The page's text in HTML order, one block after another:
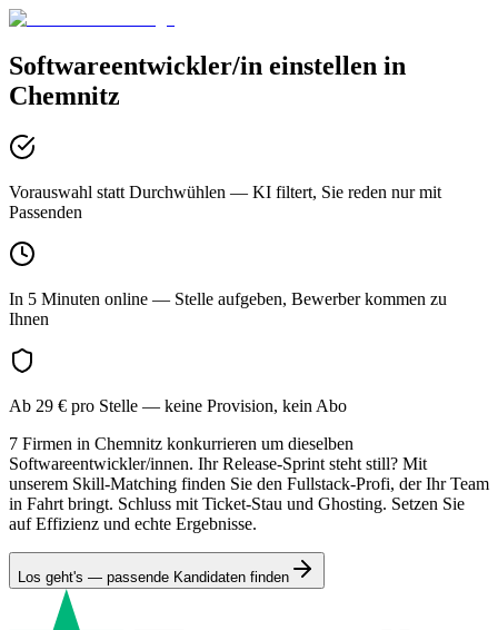
Softwareentwickler/in einstellen in
Chemnitz
Vorauswahl statt Durchwühlen — KI filtert, Sie reden nur mit
Passenden
In 5 Minuten online — Stelle aufgeben, Bewerber kommen zu
Ihnen
Ab 29 € pro Stelle — keine Provision, kein Abo
7 Firmen in Chemnitz konkurrieren um dieselben
Softwareentwickler/innen. Ihr Release-Sprint steht still? Mit
unserem Skill-Matching finden Sie den Fullstack-Profi, der Ihr Team
in Fahrt bringt. Schluss mit Ticket-Stau und Ghosting. Setzen Sie
auf Effizienz und echte Ergebnisse.
Los geht's — passende Kandidaten finden